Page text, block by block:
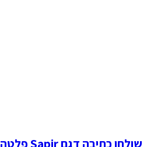
שולחן כתיבה דגם Sapir פלטה...